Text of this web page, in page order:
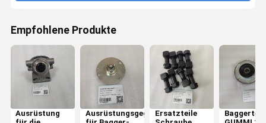
Empfohlene Produkte
Ausrüstung
Ausrüstungsgegenstände
Ersatzteile